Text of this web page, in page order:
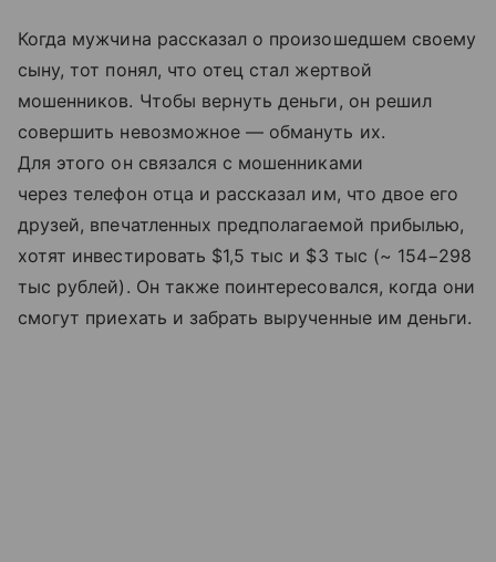
Когда мужчина рассказал о произошедшем своему
сыну, тот понял, что отец стал жертвой
мошенников. Чтобы вернуть деньги, он решил
совершить невозможное — обмануть их.
Для этого он связался с мошенниками
через телефон отца и рассказал им, что двое его
друзей, впечатленных предполагаемой прибылью,
хотят инвестировать $1,5 тыс и $3 тыс (~ 154−298
тыс рублей). Он также поинтересовался, когда они
смогут приехать и забрать вырученные им деньги.